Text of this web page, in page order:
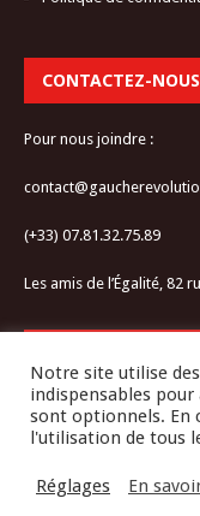
CONTACTEZ-NOUS
Pour nous joindre :
(+33) 07.81.32.75.89
Les amis de l’Égalité, 82
Notre site utilise
indispensables
sont optionnels. En
l'utilisation de tous
Réglages En